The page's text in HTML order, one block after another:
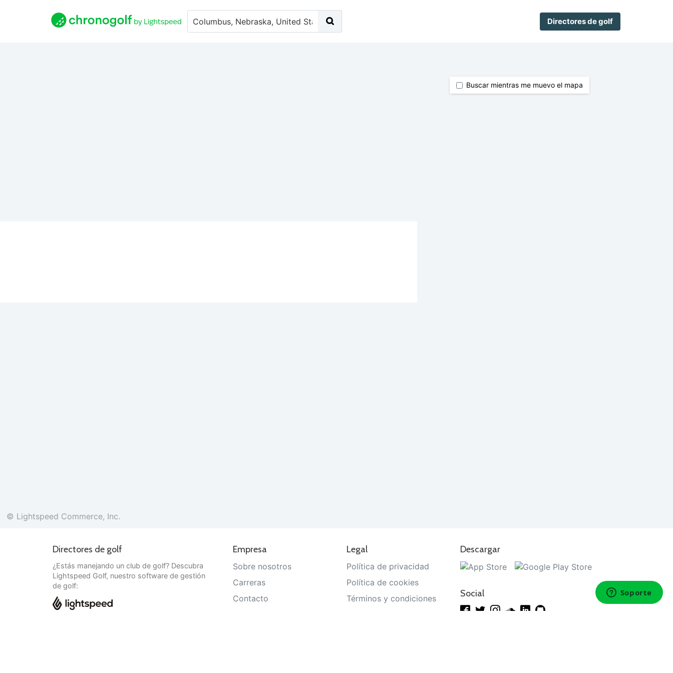
Directores de golf
© Lightspeed Commerce, Inc.
Buscar mientras me muevo el mapa
Directores de golf
¿Estás manejando un club de golf? Descubra
Lightspeed Golf, nuestro software de gestión
de golf:
Empresa
Sobre nosotros
Carreras
Contacto
Legal
Política de privacidad
Política de cookies
Términos y condiciones
Descargar
Social